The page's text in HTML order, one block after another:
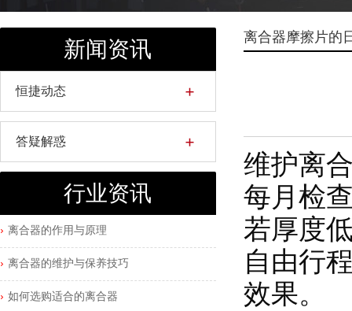
新闻资讯
恒捷动态
答疑解惑
行业资讯
离合器的作用与原理
离合器的维护与保养技巧
如何选购适合的离合器
离合器摩擦片的
维护离
每月检
若厚度
自由行
效果。